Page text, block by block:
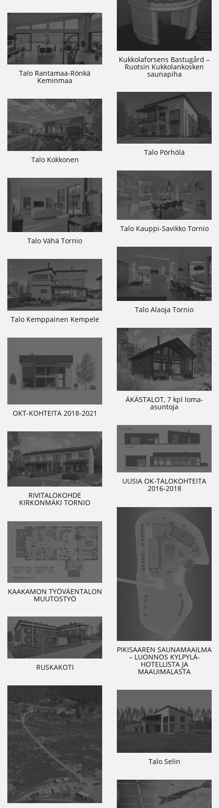
Kukkolaforsens Bastugård –
Ruotsin Kukkolankosken
saunapiha
Talo Rantamaa-Rönkä
Keminmaa
Talo Pörhölä
Talo Kokkonen
Talo Kauppi-Savikko Tornio
Talo Vähä Tornio
Talo Alaoja Tornio
Talo Kemppainen Kempele
ÄKÄSTALOT, 7 kpl loma-
asuntoja
OKT-KOHTEITA 2018-2021
UUSIA OK-TALOKOHTEITA
2016-2018
RIVITALOKOHDE
KIRKONMÄKI TORNIO
PIKISAAREN SAUNAMAAILMA
– LUONNOS KYLPYLÄ-
HOTELLISTA JA
MAAUIMALASTA
KAAKAMON TYÖVÄENTALON
MUUTOSTYÖ
RUSKAKOTI
Talo Selin